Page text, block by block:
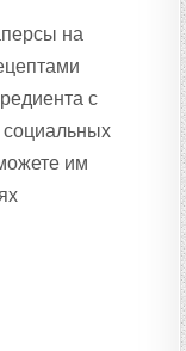
на
с
социальных
им